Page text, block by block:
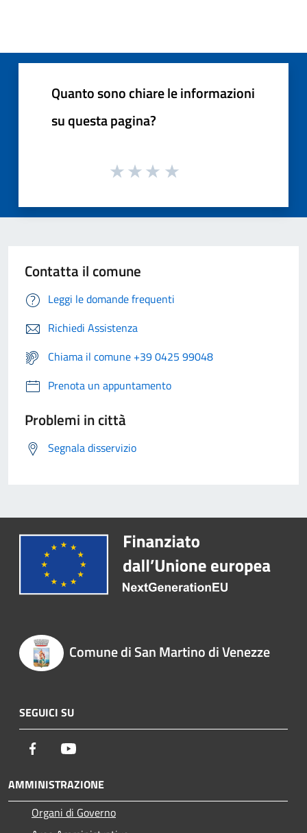
Quanto sono chiare le informazioni
su questa pagina?
Contatta il comune
Leggi le domande frequenti
Richiedi Assistenza
Chiama il comune +39 0425 99048
Prenota un appuntamento
Problemi in città
Segnala disservizio
Comune di San Martino di Venezze
SEGUICI SU
Facebook
AMMINISTRAZIONE
Organi di Governo